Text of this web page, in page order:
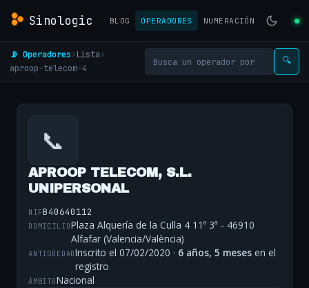
Sinologic BLOG OPERADORES NUMERACIÓN
📡 Operadores› Lista›
aproop-telecom-4
🔍
📞
APROOP TELECOM, S.L.
UNIPERSONAL
NIFB40640112
DOMICILIOPlaza Alquería de la Culla 4 11º 3ª - 46910
Alfafar (Valencia/València)
ANTIGÜEDADInscrito el 07/02/2020 · 6 años, 5 meses en el
registro
ÁMBITONacional